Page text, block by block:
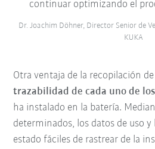
continuar optimizando el
Dr. Joachim Döhner, Director Senior de
KUKA
Otra ventaja de la recopilación
trazabilidad de cada uno de
ha instalado en la batería.
determinados, los datos de uso
estado fáciles de rastrear de la